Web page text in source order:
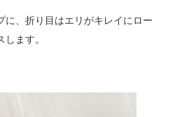
、折り目はエリがキレイにロー
ます。